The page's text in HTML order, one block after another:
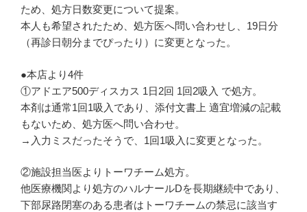
ため、処方日数変更について提案。
本人も希望されたため、処方医へ問い合わせし、19日分
（再診日朝分までぴったり）に変更となった。
●本店より4件
①アドエア500ディスカス 1日2回 1回2吸入 で処方。
本剤は通常1回1吸入であり、添付文書上 適宜増減の記載
もないため、処方医へ問い合わせ。
→入力ミスだったそうで、1回1吸入に変更となった。
②施設担当医よりトーワチーム処方。
他医療機関より処方のハルナールDを長期継続中であり、
下部尿路閉塞のある患者はトーワチームの禁忌に該当す